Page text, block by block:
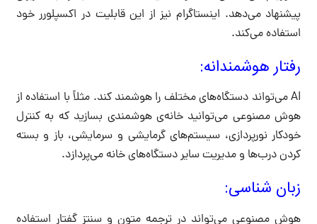
پیشنهاد می‌دهد. اینستاگرام نیز از این قابلیت در اکسپلورر خود
استفاده می‌کند.
رفتار هوشمندانه:
AI می‌تواند دستگاه‌های مختلف را هوشمند کند. مثلاً با استفاده از
هوش مصنوعی می‌توانید خانه‌ی هوشمندی بسازید که به کنترل
خودکار نورپردازی، سیستم‌های گرمایشی و سرمایشی، باز و بسته
کردن درب‌ها و مدیریت سایر دستگاه‌های خانه می‌پردازد.
زبان شناسی:
هوش مصنوعی می‌تواند در ترجمه متون و سنتز گفتار استفاده